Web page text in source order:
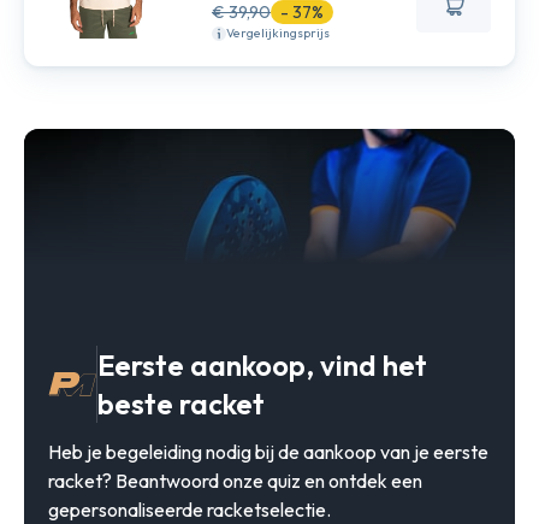
€ 39,90 - 37%
Vergelijkingsprijs
Eerste aankoop, vind het
beste racket
Heb je begeleiding nodig bij de aankoop van je eerste
racket? Beantwoord onze quiz en ontdek een
gepersonaliseerde racketselectie.